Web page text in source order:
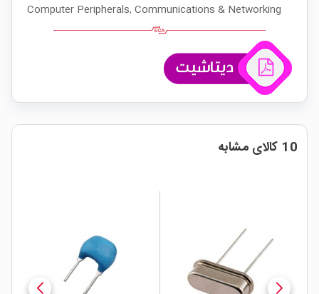
Computer Peripherals, Communications & Networking
10 کالای مشابه